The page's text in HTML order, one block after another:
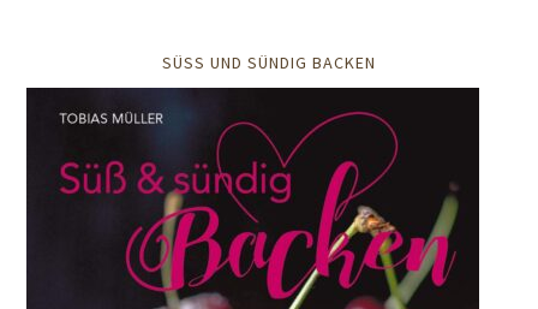
SÜSS UND SÜNDIG BACKEN